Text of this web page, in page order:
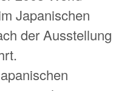
Japanischen
der Ausstellung